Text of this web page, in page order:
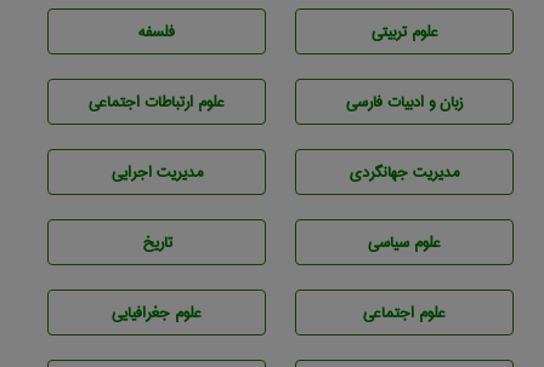
علوم تربيتی فلسفه
زبان و ادبيات فارسی علوم ارتباطات اجتماعی
مديريت جهانگردی مديريت اجرايی
علوم سياسی تاريخ
علوم اجتماعی علوم جغرافيايی